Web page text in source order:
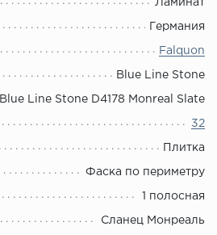
Ламинат
Германия
Falquon
Blue Line Stone
Blue Line Stone D4178 Monreal Slate
32
Плитка
Фаска по периметру
1 полосная
Сланец Moнреаль